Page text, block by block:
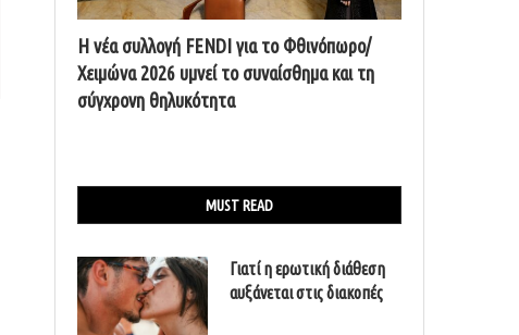
Η νέα συλλογή FENDI για το Φθινόπωρο/
Χειμώνα 2026 υμνεί το συναίσθημα και τη
σύγχρονη θηλυκότητα
MUST READ
Γιατί η ερωτική διάθεση
αυξάνεται στις διακοπές